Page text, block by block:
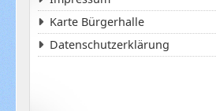
Karte Bürgerhalle
Datenschutzerklärung